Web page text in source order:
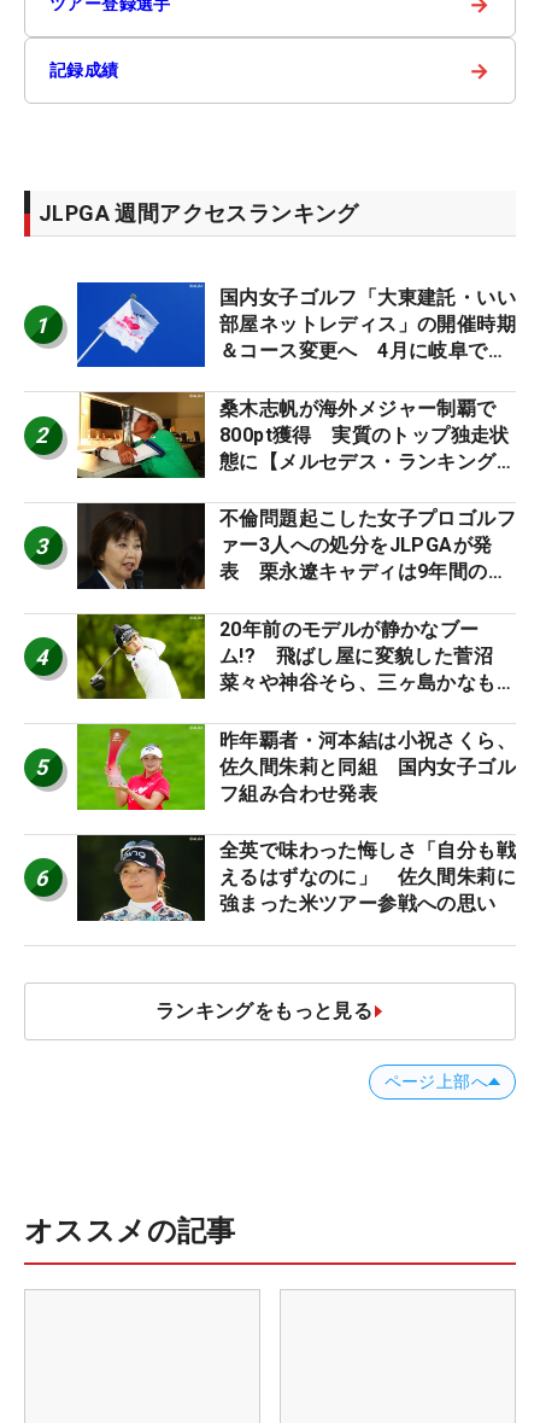
記録成績 →
JLPGA 週間アクセスランキング
1
国内女子ゴルフ「大東建託・いい
部屋ネットレディス」の開催時期
＆コース変更へ 4月に岐阜で開
2
桑木志帆が海外メジャー制覇で
800pt獲得 実質のトップ独走状
態に【メルセデス・ランキング番
3
不倫問題起こした女子プロゴルフ
ァー3人への処分をJLPGAが発
表 栗永遼キャディは9年間の立
4
20年前のモデルが静かなブー
ム!? 飛ばし屋に変貌した菅沼
菜々や神谷そら、三ヶ島かなも使
ロたちの“飛ばしギア”】
5
昨年覇者・河本結は小祝さくら、
佐久間朱莉と同組 国内女子ゴル
フ組み合わせ発表
6
全英で味わった悔しさ「自分も戦
えるはずなのに」 佐久間朱莉に
強まった米ツアー参戦への思い
ランキングをもっと見る
ページ上部へ
オススメの記事